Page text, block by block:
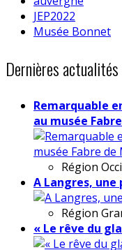
JEP2022
Musée Bonnet
Dernières actualités
Remarquable
au musée
Région
A Langres,
Région
« Le rêve du